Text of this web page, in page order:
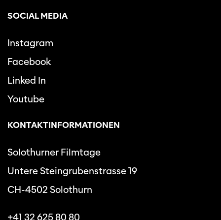
SOCIAL MEDIA
Instagram
Facebook
Linked In
Youtube
KONTAKTINFORMATIONEN
Solothurner Filmtage
Untere Steingrubenstrasse 19
CH-4502 Solothurn
+41 32 625 80 80